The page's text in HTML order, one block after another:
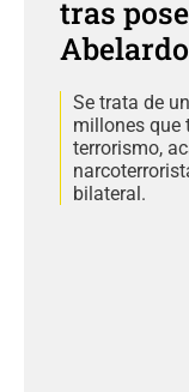
tras
Se trata de
millones que
terrorismo,
bilateral.